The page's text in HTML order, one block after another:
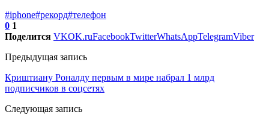
#iphone#рекорд#телефон
0 1
Поделится VKOK.ruFacebookTwitterWhatsAppTelegramViber
Предыдущая запись
Криштиану Роналду первым в мире набрал 1 млрд
подписчиков в соцсетях
Следующая запись